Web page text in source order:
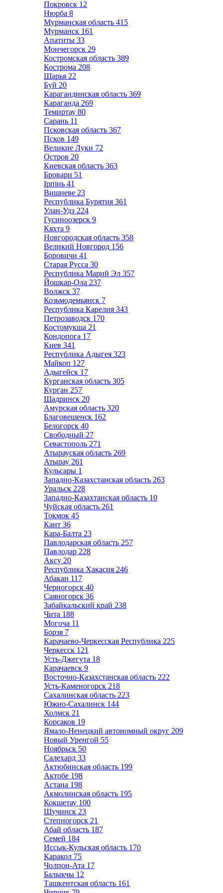
Покровск 12
Нюрба 8
Мурманская область 415
Мурманск 161
Апатиты 33
Мончегорск 29
Костромская область 389
Кострома 208
Шарья 22
Буй 20
Карагандинская область 369
Караганда 269
Темиртау 80
Сарань 11
Псковская область 367
Псков 149
Великие Луки 72
Остров 20
Киевская область 363
Бровари 51
Ірпінь 41
Вишневе 23
Республика Бурятия 361
Улан-Удэ 224
Гусиноозерск 9
Кяхта 9
Новгородская область 358
Великий Новгород 156
Боровичи 41
Старая Русса 30
Республика Марий Эл 357
Йошкар-Ола 237
Волжск 37
Козьмодемьянск 7
Республика Карелия 343
Петрозаводск 170
Костомукша 21
Кондопога 17
Киев 341
Республика Адыгея 323
Майкоп 127
Адыгейск 17
Курганская область 305
Курган 257
Шадринск 20
Амурская область 320
Благовещенск 162
Белогорск 40
Свободный 27
Севастополь 271
Атырауская область 269
Атырау 261
Кульсары 1
Западно-Казахстанская область 263
Уральск 228
Западно-Казахтанская область 10
Чуйская область 261
Токмок 45
Кант 36
Кара-Балта 23
Павлодарская область 257
Павлодар 228
Аксу 20
Республика Хакасия 246
Абакан 117
Черногорск 40
Саяногорск 36
Забайкальский край 238
Чита 188
Могоча 11
Борзя 7
Карачаево-Черкесская Республика 225
Черкесск 121
Усть-Джегута 18
Карачаевск 9
Восточно-Казахстанская область 222
Усть-Каменогорск 218
Сахалинская область 223
Южно-Сахалинск 144
Холмск 21
Корсаков 19
Ямало-Ненецкий автономный округ 209
Новый Уренгой 55
Ноябрьск 50
Салехард 33
Актюбинская область 199
Актобе 198
Астана 198
Акмолинская область 195
Кокшетау 100
Щучинск 23
Степногорск 21
Абай область 187
Семей 184
Иссык-Кульская область 170
Каракол 75
Чолпон-Ата 17
Балыкчы 12
Ташкентская область 161